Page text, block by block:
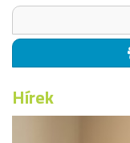
Hírek